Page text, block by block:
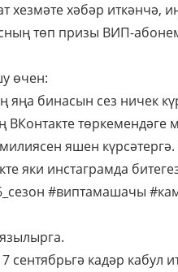
хезмәте хәбәр
төп призы ВИП-
өчен:
яңа бинасын сез ничек
ВКонтакте
яшен
яки инстаграмда
#виптамашачы
сентябрьгә кадәр